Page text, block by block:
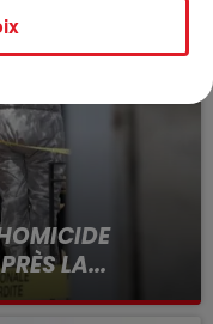
LA...
logement servait